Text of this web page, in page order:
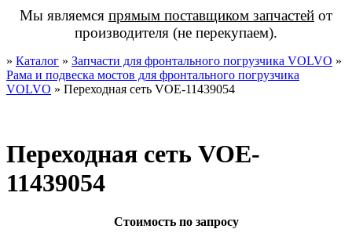
Мы являемся прямым поставщиком запчастей от
производителя (не перекупаем).
» Каталог » Запчасти для фронтального погрузчика VOLVO »
Рама и подвеска мостов для фронтального погрузчика
VOLVO » Переходная сеть VOE-11439054
Переходная сеть VOE-
11439054
Стоимость по запросу